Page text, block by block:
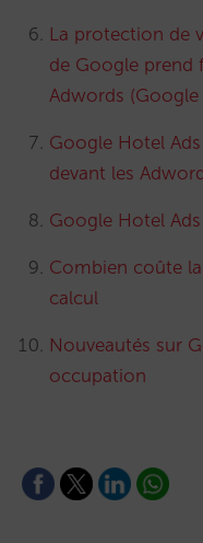
La protection de
de Google prend
Adwords (Google
Google Hotel
devant les
Google Hotel
Combien coûte
calcul
Nouveautés sur
occupation